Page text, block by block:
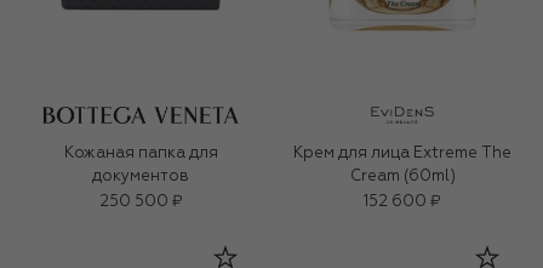
Кожаная папка для
документов
250 500 ₽
Крем для лица Extreme The
Cream (60ml)
152 600 ₽